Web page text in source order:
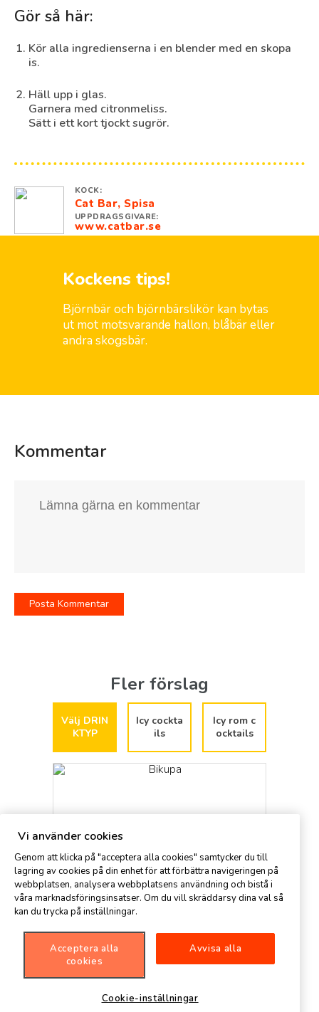
Gör så här:
Kör alla ingredienserna i en blender med en skopa
is.
Häll upp i glas.
Garnera med citronmeliss.
Sätt i ett kort tjockt sugrör.
KOCK:
Cat Bar, Spisa
UPPDRAGSGIVARE:
www.catbar.se
Kockens tips!
Björnbär och björnbärslikör kan bytas
ut mot motsvarande hallon, blåbär eller
andra skogsbär.
Kommentar
Fler förslag
Välj DRIN
KTYP
Icy cockta
ils
Icy rom c
ocktails
Bikupa
Vi använder cookies
Genom att klicka på "acceptera alla cookies" samtycker du till
lagring av cookies på din enhet för att förbättra navigeringen på
webbplatsen, analysera webbplatsens användning och bistå i
våra marknadsföringsinsatser. Om du vill skräddarsy dina val så
kan du trycka på inställningar.
Acceptera alla
cookies
Avvisa alla
Cookie-inställningar